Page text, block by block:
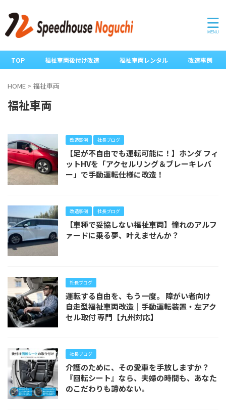
TOP 福祉車両後付け改造 福祉車両レンタル 改造事例
HOME > 福祉車両
福祉車両
改造事例 社長ブログ
【足が不自由でも運転可能に！】ホンダ フィ
ットHVを「アクセルリング＆ブレーキレバ
ー」で手動運転仕様に改造！
改造事例 社長ブログ
【車種で妥協しない福祉車両】憧れのアルフ
ァードに乗る夢、叶えませんか？
社長ブログ
運転する自由を、もう一度。 障がい者向け
自走型福祉車両改造｜手動運転装置・左アク
セル取付 専門【九州対応】
社長ブログ
介護のために、その愛車を手放しますか？
『回転シート』なら、夫婦の時間も、あなた
のこだわりも諦めない。